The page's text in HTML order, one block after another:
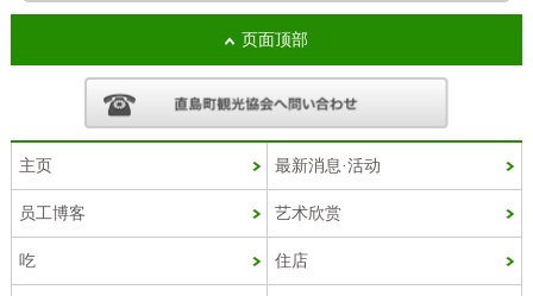
页面顶部
主页 最新消息·活动
员工博客 艺术欣赏
吃 住店